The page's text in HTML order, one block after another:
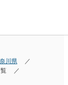
川県